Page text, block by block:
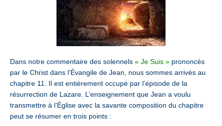
Dans notre commentaire des solennels « Je Suis » prononcés
par le Christ dans l’Évangile de Jean, nous sommes arrivés au
chapitre 11. Il est entièrement occupé par l’épisode de la
résurrection de Lazare. L’enseignement que Jean a voulu
transmettre à l’Église avec la savante composition du chapitre
peut se résumer en trois points :